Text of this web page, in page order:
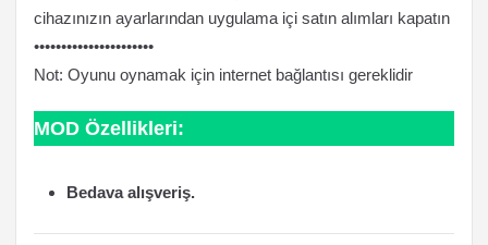
cihazınızın ayarlarından uygulama içi satın alımları kapatın
••••••••••••••••••••••
Not: Oyunu oynamak için internet bağlantısı gereklidir
MOD Özellikleri:
Bedava alışveriş.